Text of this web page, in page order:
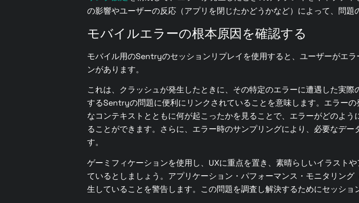
の影響やユーザーの反応（アプリを閉じたかどうかなど）によって、問題
モバイルエラーの根本原因を確認する
モバイル用のSentryのセッションリプレイを使用すると、ユーザーがエ
ンがあります。
これは、クラッシュが発生したときに、その特定のエラーに遭遇した実
するSentryの問題に便利にリンクされていることを意味します。エラー
なコンテキストとともに何が起こったかを見ることで、エラーがどのよ
ることができます。さらに、エラー時のサンプリングにより、必要なデ
す。
ゲーミフィケーションを使用し、UXに重点を置き、素晴らしいイラスト
ているとしましょう。アプリケーション・パフォーマンス・モニタリン
生していることを警告します。この問題を調査し解決するためにセッショ